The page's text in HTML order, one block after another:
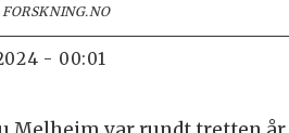
FORSKNING.NO
- 00:01